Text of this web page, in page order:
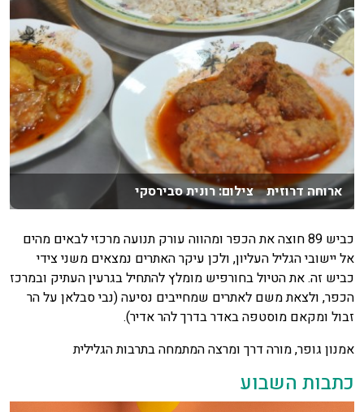
ארוחה דרוזית צילום: רונית סבירסקי
כביש 89 חוצה את הכפר ומהווה עורק תנועה מרכזי לבאים מהים
אל יישובי הגליל העליון, ולכן עיקר האתרים נמצאים משני צידי
כביש זה. את הטיול בחורפיש מומלץ להתחיל בגרעין העתיק ובמרכז
הכפר, ולצאת משם לאתרים שמחייבים נסיעה (נבי סבלאן על הר
זבול ומקאם מוסטפה באדר בדרך להר אדיר).
אמנון גופר, מורה דרך ומרצה המתמחה בתרבות הגלילית
כתבות השבוע